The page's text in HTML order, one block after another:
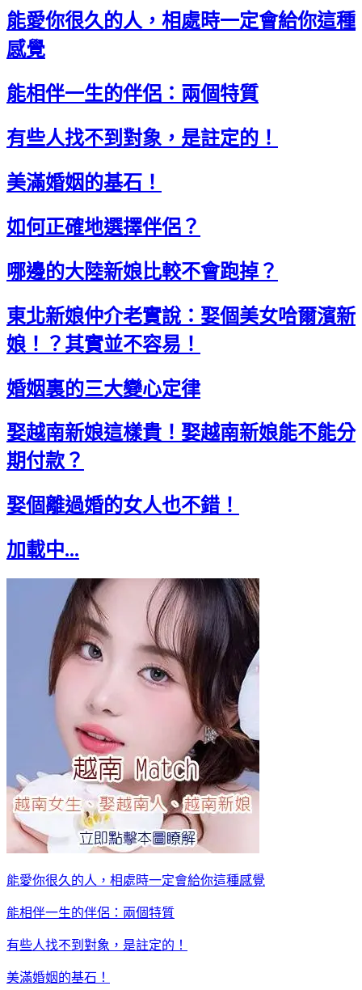
能愛你很久的人，相處時一定會給你這種
感覺
能相伴一生的伴侶：兩個特質
有些人找不到對象，是註定的！
美滿婚姻的基石！
如何正確地選擇伴侶？
哪邊的大陸新娘比較不會跑掉？
東北新娘仲介老實說：娶個美女哈爾濱新
娘！？其實並不容易！
婚姻裏的三大變心定律
娶越南新娘這樣貴！娶越南新娘能不能分
期付款？
娶個離過婚的女人也不錯！
加載中...
能愛你很久的人，相處時一定會給你這種感覺
能相伴一生的伴侶：兩個特質
有些人找不到對象，是註定的！
美滿婚姻的基石！